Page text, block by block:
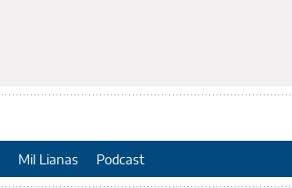
Mil Lianas Podcast